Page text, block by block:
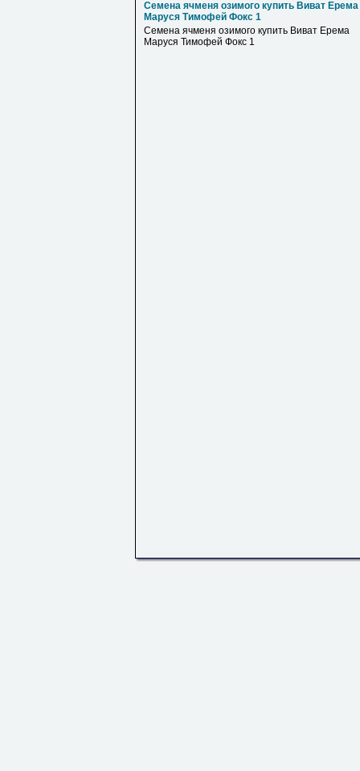
Семена ячменя озимого купить Виват Ерема
Маруся Тимофей Фокс 1
Семена ячменя озимого купить Виват Ерема
Маруся Тимофей Фокс 1